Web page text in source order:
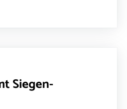
Siegen-